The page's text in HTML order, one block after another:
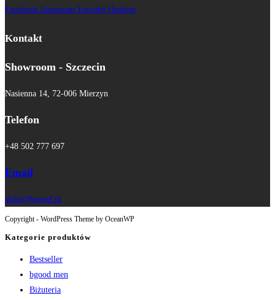
Facebook Instagram Youtube Hashtag
Kontakt
Showroom - Szczecin
Nasienna 14, 72-006 Mierzyn
Telefon
+48 502 777 697
Email
sklep@bgood.pl
Copyright - WordPress Theme by OceanWP
Kategorie produktów
Bestseller
bgood men
Biżuteria